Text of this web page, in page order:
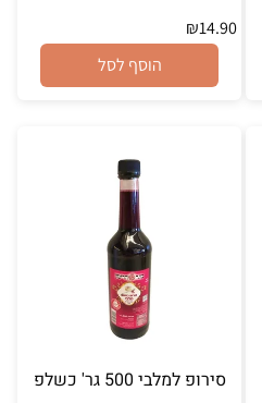
₪14.90
הוסף לסל
סירופ למלבי 500 גר' כשלפ